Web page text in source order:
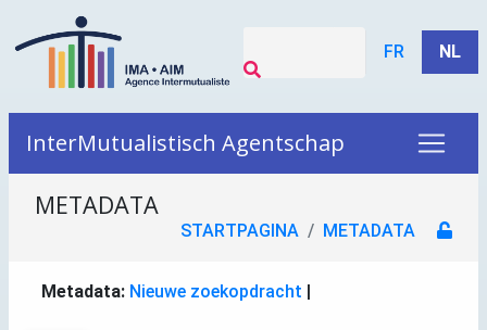
FR NL
InterMutualistisch Agentschap
METADATA
STARTPAGINA METADATA
Metadata: Nieuwe zoekopdracht |